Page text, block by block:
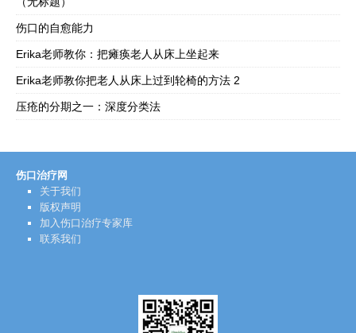
伤口的自愈能力
Erika老师教你：把瘫痪老人从床上坐起来
Erika老师教你把老人从床上过到轮椅的方法 2
压疮的分期之一：深度分类法
伤口治疗网
关于我们
版权声明
加入伤口治疗专家库
联系我们